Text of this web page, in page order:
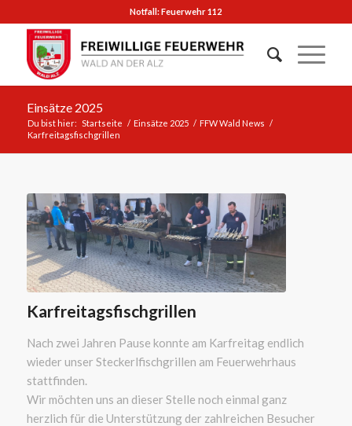
Notfall: Feuerwehr 112
Einsätze 2025
Du bist hier: Startseite / Einsätze 2025 / FFW Wald News /
Karfreitagsfischgrillen
Karfreitagsfischgrillen
Nach zwei Jahren Pause konnte am Karfreitag endlich
wieder unser Steckerlfischgrillen am Feuerwehrhaus
stattfinden.
Wir möchten uns an dieser Stelle noch einmal ganz
herzlich für die Unterstützung der zahlreichen Besucher